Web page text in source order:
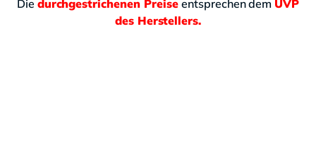
Die durchgestrichenen Preiseentsprechen dem UVP
des Herstellers.